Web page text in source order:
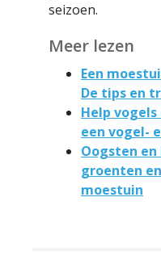
seizoen.
Meer lezen
Een
De tips en
Help
een vogel-
Oogsten
groenten
moestuin